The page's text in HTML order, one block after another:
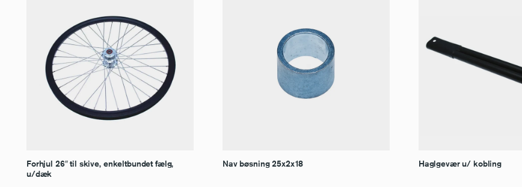
Forhjul 26″ til skive, enkeltbundet fælg,
u/dæk
Nav bøsning 25x2x18 Haglgevær u/ kobling